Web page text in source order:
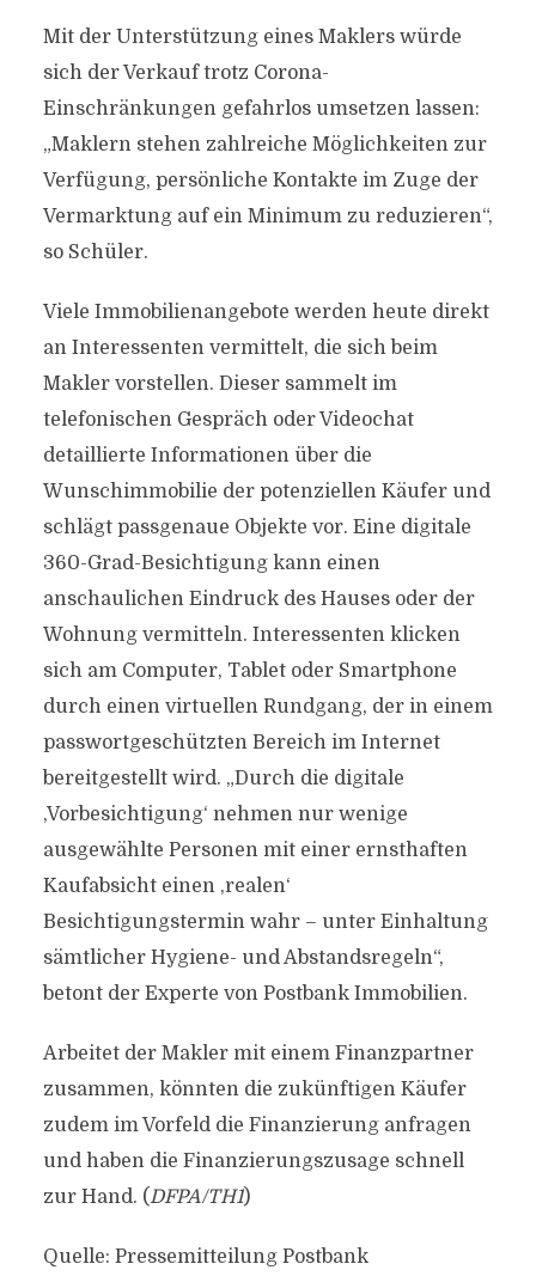
Mit der Unterstützung eines Maklers würde
sich der Verkauf trotz Corona-
Einschränkungen gefahrlos umsetzen lassen:
„Maklern stehen zahlreiche Möglichkeiten zur
Verfügung, persönliche Kontakte im Zuge der
Vermarktung auf ein Minimum zu reduzieren“,
so Schüler.
Viele Immobilienangebote werden heute direkt
an Interessenten vermittelt, die sich beim
Makler vorstellen. Dieser sammelt im
telefonischen Gespräch oder Videochat
detaillierte Informationen über die
Wunschimmobilie der potenziellen Käufer und
schlägt passgenaue Objekte vor. Eine digitale
360-Grad-Besichtigung kann einen
anschaulichen Eindruck des Hauses oder der
Wohnung vermitteln. Interessenten klicken
sich am Computer, Tablet oder Smartphone
durch einen virtuellen Rundgang, der in einem
passwortgeschützten Bereich im Internet
bereitgestellt wird. „Durch die digitale
‚Vorbesichtigung‘ nehmen nur wenige
ausgewählte Personen mit einer ernsthaften
Kaufabsicht einen ‚realen‘
Besichtigungstermin wahr – unter Einhaltung
sämtlicher Hygiene- und Abstandsregeln“,
betont der Experte von Postbank Immobilien.
Arbeitet der Makler mit einem Finanzpartner
zusammen, könnten die zukünftigen Käufer
zudem im Vorfeld die Finanzierung anfragen
und haben die Finanzierungszusage schnell
zur Hand. (DFPA/TH1)
Quelle: Pressemitteilung Postbank